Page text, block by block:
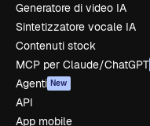
Generatore di video IA
Sintetizzatore vocale IA
Contenuti stock
MCP per Claude/ChatGPT
Agenti New
API
App mobile